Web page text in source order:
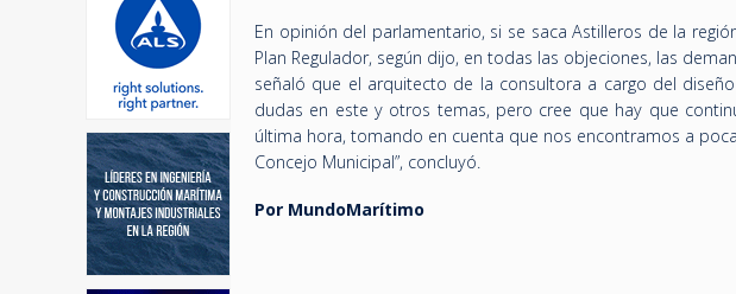
En opinión del parlamentario, si se saca Astilleros de la
Plan Regulador, según dijo, en todas las objeciones, las
señaló que el arquitecto de la consultora a cargo del
dudas en este y otros temas, pero cree que hay que
última hora, tomando en cuenta que nos encontramos a
Concejo Municipal”, concluyó.
Por MundoMarítimo